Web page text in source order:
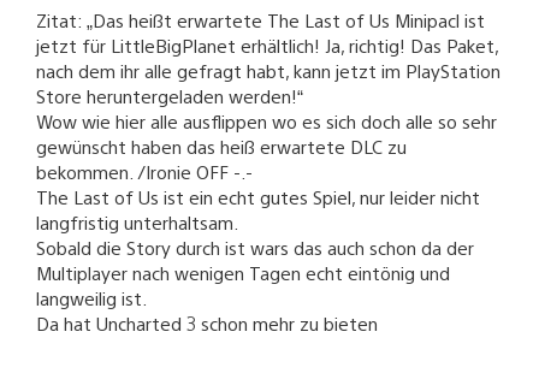
Zitat: „Das heißt erwartete The Last of Us Minipacl ist
jetzt für LittleBigPlanet erhältlich! Ja, richtig! Das Paket,
nach dem ihr alle gefragt habt, kann jetzt im PlayStation
Store heruntergeladen werden!“
Wow wie hier alle ausflippen wo es sich doch alle so sehr
gewünscht haben das heiß erwartete DLC zu
bekommen. /Ironie OFF -.-
The Last of Us ist ein echt gutes Spiel, nur leider nicht
langfristig unterhaltsam.
Sobald die Story durch ist wars das auch schon da der
Multiplayer nach wenigen Tagen echt eintönig und
langweilig ist.
Da hat Uncharted 3 schon mehr zu bieten